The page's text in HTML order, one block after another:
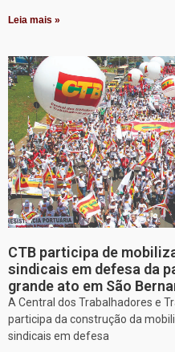
Leia mais »
CTB participa de
sindicais em defesa da
grande ato em São
A Central dos Trabalhadores e
participa da construção da
sindicais em defesa